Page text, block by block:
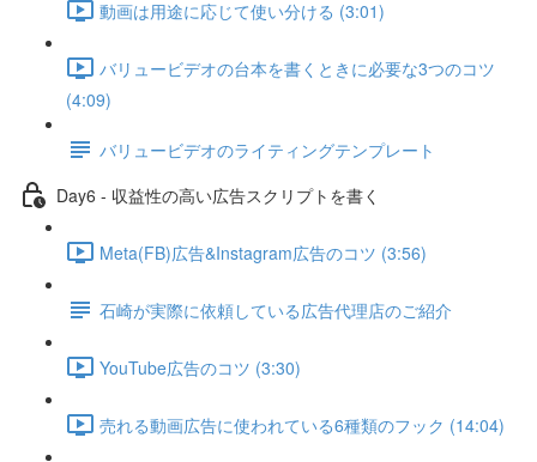
動画は用途に応じて使い分ける (3:01)
バリュービデオの台本を書くときに必要な3つのコツ
(4:09)
バリュービデオのライティングテンプレート
Day6 - 収益性の高い広告スクリプトを書く
Meta(FB)広告&Instagram広告のコツ (3:56)
石崎が実際に依頼している広告代理店のご紹介
YouTube広告のコツ (3:30)
売れる動画広告に使われている6種類のフック (14:04)